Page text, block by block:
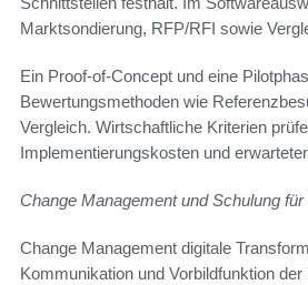
Marktsondierung, RFP/RFI sowie
Ein Proof-of-Concept und eine
Bewertungsmethoden wie
Vergleich. Wirtschaftliche Kriterien
Implementierungskosten und
Change Management und Schulung
Change Management digitale
Kommunikation und Vorbildfunktion der